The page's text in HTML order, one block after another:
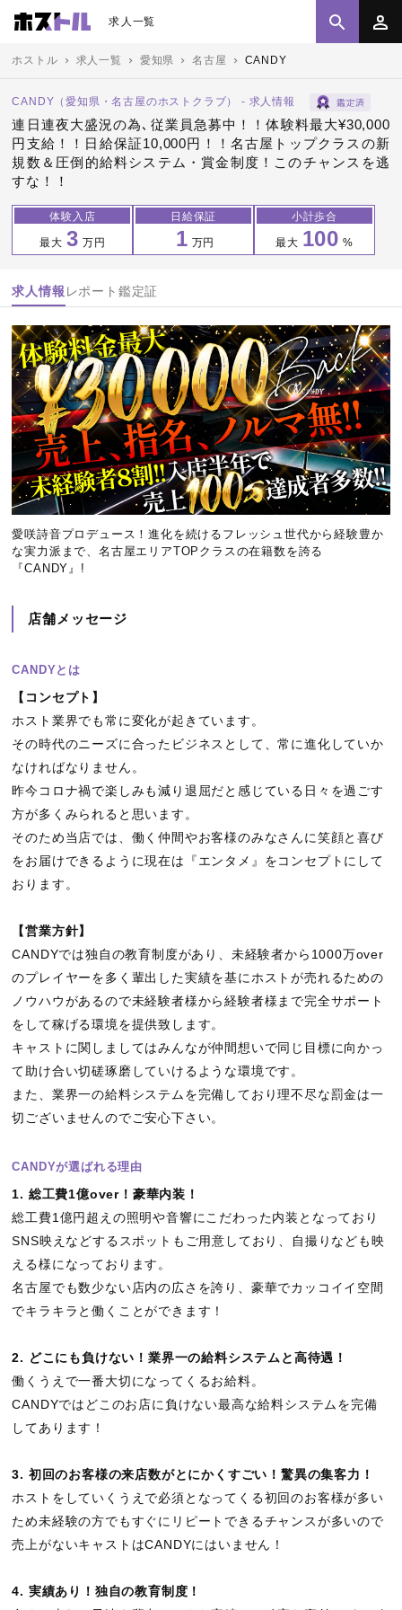
求人一覧
ホストル 求人一覧 愛知県 名古屋 CANDY
CANDY（愛知県・名古屋のホストクラブ） - 求人情報
連日連夜大盛況の為､従業員急募中！！体験料最大¥30,000
円支給！！日給保証10,000円！！名古屋トップクラスの新
規数＆圧倒的給料システム・賞金制度！このチャンスを逃
すな！！
体験入店
最大 3 万円
日給保証
1 万円
小計歩合
最大 100 %
求人情報 レポート 鑑定証
愛咲詩音プロデュース！進化を続けるフレッシュ世代から経験豊か
な実力派まで、名古屋エリアTOPクラスの在籍数を誇る
『CANDY』!
店舗メッセージ
CANDYとは
【コンセプト】
ホスト業界でも常に変化が起きています。
その時代のニーズに合ったビジネスとして、常に進化していか
なければなりません。
昨今コロナ禍で楽しみも減り退屈だと感じている日々を過ごす
方が多くみられると思います。
そのため当店では、働く仲間やお客様のみなさんに笑顔と喜び
をお届けできるように現在は『エンタメ』をコンセプトにして
おります。
【営業方針】
CANDYでは独自の教育制度があり、未経験者から1000万over
のプレイヤーを多く輩出した実績を基にホストが売れるための
ノウハウがあるので未経験者様から経験者様まで完全サポート
をして稼げる環境を提供致します。
キャストに関しましてはみんなが仲間想いで同じ目標に向かっ
て助け合い切磋琢磨していけるような環境です。
また、業界一の給料システムを完備しており理不尽な罰金は一
切ございませんのでご安心下さい。
CANDYが選ばれる理由
1. 総工費1億over！豪華内装！
総工費1億円超えの照明や音響にこだわった内装となっており
SNS映えなどするスポットもご用意しており、自撮りなども映
える様になっております。
名古屋でも数少ない店内の広さを誇り、豪華でカッコイイ空間
でキラキラと働くことができます！
2. どこにも負けない！業界一の給料システムと高待遇！
働くうえで一番大切になってくるお給料。
CANDYではどこのお店に負けない最高な給料システムを完備
してあります！
3. 初回のお客様の来店数がとにかくすごい！驚異の集客力！
ホストをしていくうえで必須となってくる初回のお客様が多い
ため未経験の方でもすぐにリピートできるチャンスが多いので
売上がないキャストはCANDYにはいません！
4. 実績あり！独自の教育制度！